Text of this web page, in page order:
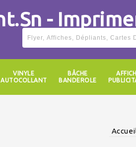
VINYLE
AUTOCOLLANT
BÂCHE
BANDEROLE